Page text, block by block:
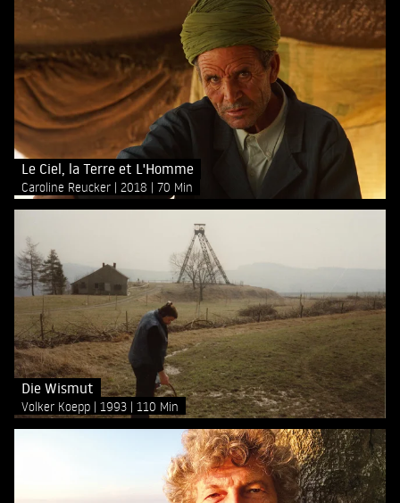
Le Ciel, la Terre et L'Homme
Caroline Reucker 2018 70 Min
Die Wismut
Volker Koepp 1993 110 Min